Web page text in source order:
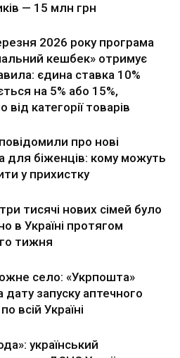
— 15 млн грн
2026 року програма
кешбек» отримує
єдина ставка 10%
на 5% або 15%,
від категорії товарів
про нові
для біженців: кому можуть
у прихистку
тисячі нових сімей було
в Україні протягом
тижня
село: «Укрпошта»
дату запуску аптечного
всій Україні
український